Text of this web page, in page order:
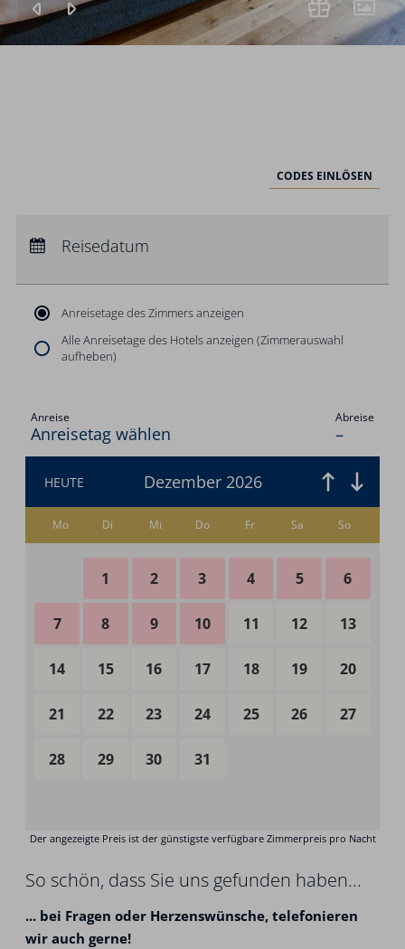
CODES EINLÖSEN
Abreise:keine Auswahl
Reisedatum
Anreisetage des Zimmers anzeigen
Alle Anreisetage des Hotels anzeigen (Zimmerauswahl
aufheben)
So schön, dass Sie uns gefunden haben...
... bei Fragen oder Herzenswünsche, telefonieren
wir auch gerne!